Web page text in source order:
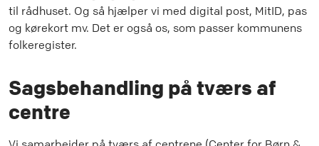
til rådhuset. Og så hjælper vi med digital post, MitID, pas
og kørekort mv. Det er også os, som passer kommunens
folkeregister.
Sagsbehandling på tværs af
centre